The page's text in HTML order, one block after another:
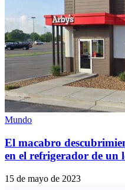
Mundo
El macabro
en el refrigerador de un
15 de mayo de 2023